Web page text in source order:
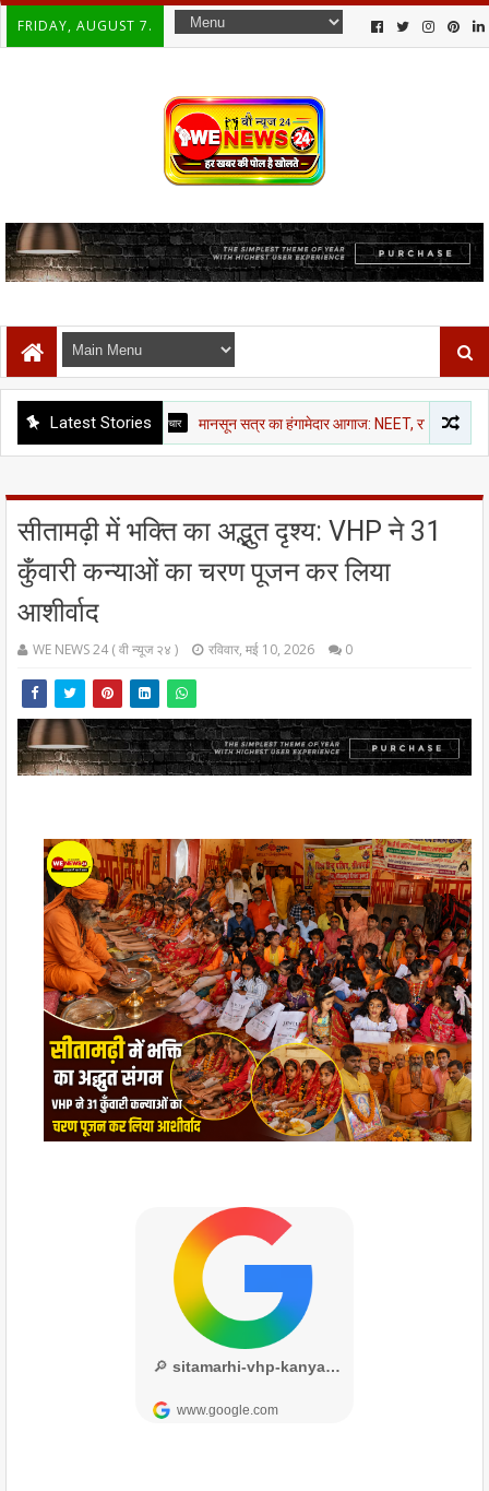
FRIDAY, AUGUST 7.
Latest Stories
राजनीती समाचार मानसून सत्र का हंगामेदार आगाज: NEET, राम मंदिर चंदा और CJP
सीतामढ़ी में भक्ति का अद्भुत दृश्य: VHP ने 31
कुँवारी कन्याओं का चरण पूजन कर लिया
आशीर्वाद
WE NEWS 24 ( वी न्यूज २४ ) रविवार, मई 10, 2026 0